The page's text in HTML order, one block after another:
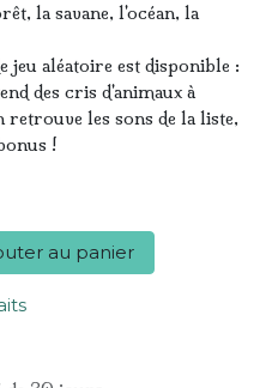
la savane, l'océan, la
jeu aléatoire est disponible :
des cris d'animaux à
les sons de la liste,
!
au panier